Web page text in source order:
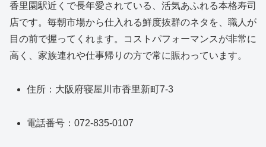
香里園駅近くで長年愛されている、活気あふれる本格寿司
店です。毎朝市場から仕入れる鮮度抜群のネタを、職人が
目の前で握ってくれます。コストパフォーマンスが非常に
高く、家族連れや仕事帰りの方で常に賑わっています。
住所：大阪府寝屋川市香里新町7-3
電話番号：072-835-0107